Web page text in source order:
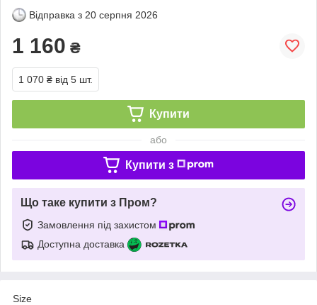
Відправка з 20 серпня 2026
1 160 ₴
1 070 ₴ від 5 шт.
Купити
або
Купити з
Що таке купити з Пром?
Замовлення під захистом
Доступна доставка
Size